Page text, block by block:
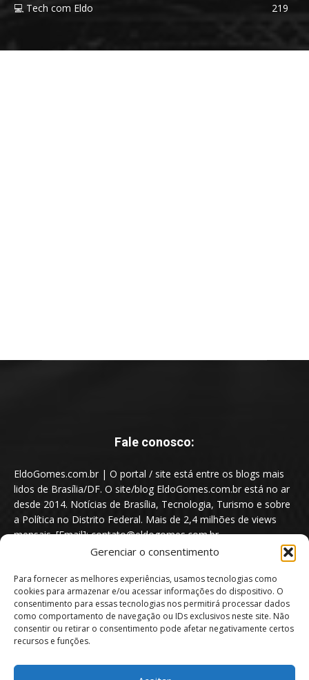
Gerenciar o consentimento
Para fornecer as melhores experiências, usamos tecnologias como
cookies para armazenar e/ou acessar informações do dispositivo. O
consentimento para essas tecnologias nos permitirá processar dados
como comportamento de navegação ou IDs exclusivos neste site. Não
consentir ou retirar o consentimento pode afetar negativamente certos
recursos e funções.
💻 Tech com Eldo
219
Fale conosco:
EldoGomes.com.br | O portal / site está entre os blogs mais
lidos de Brasília/DF. O site/blog EldoGomes.com.br está no ar
desde 2014. Notícias de Brasília, Tecnologia, Turismo e sobre
a Política no Distrito Federal. Mais de 2,4 milhões de views
mensais. [Email]: contato@eldogomes.com.br